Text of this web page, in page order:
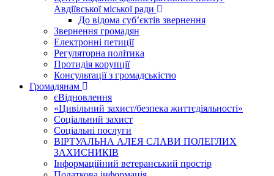
Авдіївської міської ради
До відома суб’єктів звернення
Звернення громадян
Електронні петиції
Регуляторна політика
Протидія корупції
Консультації з громадськістю
Громадянам
єВідновлення
«Цивільний захист/безпека життєдіяльності»
Соціальний захист
Соціальні послуги
ВІРТУАЛЬНА АЛЕЯ СЛАВИ ПОЛЕГЛИХ
ЗАХИСНИКІВ
Інформаційний ветеранський простір